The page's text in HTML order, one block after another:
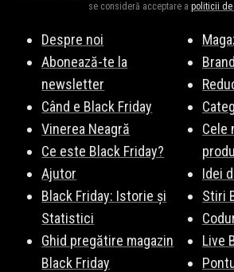
se consideră acceptare a politicii de
Despre noi
Abonează-te la
newsletter
Când e Black Friday
Vinerea Neagră
Ce este Black Friday?
Ajutor
Black Friday: Istorie și
Statistici
Ghid pregătire magazin
Black Friday
Cele
Idei
Stiri
Live